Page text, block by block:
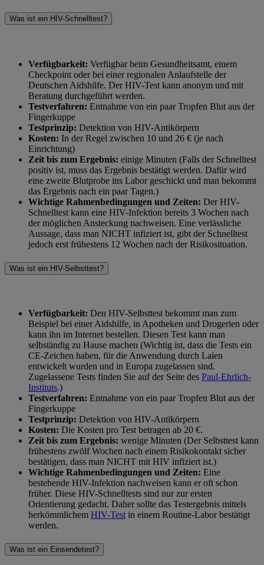
Was ist ein HIV-Schnelltest?
Verfügbarkeit: Verfügbar beim Gesundheitsamt, einem
Checkpoint oder bei einer regionalen Anlaufstelle der
Deutschen Aidshilfe. Der HIV-Test kann anonym und mit
Beratung durchgeführt werden.
Testverfahren: Entnahme von ein paar Tropfen Blut aus der
Fingerkuppe
Testprinzip: Detektion von HIV-Antikörpern
Kosten: In der Regel zwischen 10 und 26 € (je nach
Einrichtung)
Zeit bis zum Ergebnis: einige Minuten (Falls der Schnelltest
positiv ist, muss das Ergebnis bestätigt werden. Dafür wird
eine zweite Blutprobe ins Labor geschickt und man bekommt
das Ergebnis nach ein paar Tagen.)
Wichtige Rahmenbedingungen und Zeiten: Der HIV-
Schnelltest kann eine HIV-Infektion bereits 3 Wochen nach
der möglichen Ansteckung nachweisen. Eine verlässliche
Aussage, dass man NICHT infiziert ist, gibt der Schnelltest
jedoch erst frühestens 12 Wochen nach der Risikosituation.
Was ist ein HIV-Selbsttest?
Verfügbarkeit: Den HIV-Selbsttest bekommt man zum
Beispiel bei einer Aidshilfe, in Apotheken und Drogerien oder
kann ihn im Internet bestellen. Diesen Test kann man
selbständig zu Hause machen (Wichtig ist, dass die Tests ein
CE-Zeichen haben, für die Anwendung durch Laien
entwickelt wurden und in Europa zugelassen sind.
Zugelassene Tests finden Sie auf der Seite des Paul-Ehrlich-
Instituts.)
Testverfahren: Entnahme von ein paar Tropfen Blut aus der
Fingerkuppe
Testprinzip: Detektion von HIV-Antikörpern
Kosten: Die Kosten pro Test betragen ab 20 €.
Zeit bis zum Ergebnis: wenige Minuten (Der Selbsttest kann
frühestens zwölf Wochen nach einem Risikokontakt sicher
bestätigen, dass man NICHT mit HIV infiziert ist.)
Wichtige Rahmenbedingungen und Zeiten: Eine
bestehende HIV-Infektion nachweisen kann er oft schon
früher. Diese HIV-Schnelltests sind nur zur ersten
Orientierung gedacht. Daher sollte das Testergebnis mittels
herkömmlichem HIV-Test in einem Routine-Labor bestätigt
werden.
Was ist ein Einsendetest?